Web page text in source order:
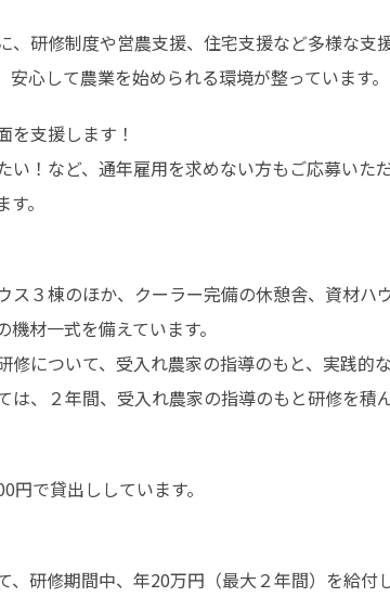
研修制度や営農支援、住宅支援など多様な支
心して農業を始められる環境が整っています。
支援します！
！など、通年雇用を求めない方もご応募いた
。
３棟のほか、クーラー完備の休憩舎、資材ハ
材一式を備えています。
について、受入れ農家の指導のもと、実践的な
、２年間、受入れ農家の指導のもと研修を積ん
で貸出ししています。
研修期間中、年20万円（最大２年間）を給付